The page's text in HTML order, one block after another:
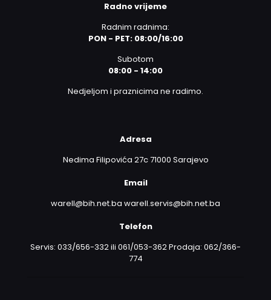
Radno vrijeme
Radnim radnima:
PON - PET: 08:00/16:00
Subotom
08:00 - 14:00
Nedjeljom i praznicima ne radimo.
Adresa
Nedima Filipovića 27c 71000 Sarajevo
Email
warell@bih.net.ba warell.servis@bih.net.ba
Telefon
Servis: 033/656-332 ili 061/053-362 Prodaja: 062/366-
774